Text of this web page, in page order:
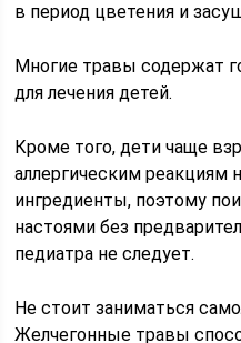
в период цветения и
Многие травы содержат
для лечения детей.
Кроме того, дети чаще
аллергическим реакциям
ингредиенты, поэтому
настоями без
педиатра не следует.
Не стоит заниматься
Желчегонные травы